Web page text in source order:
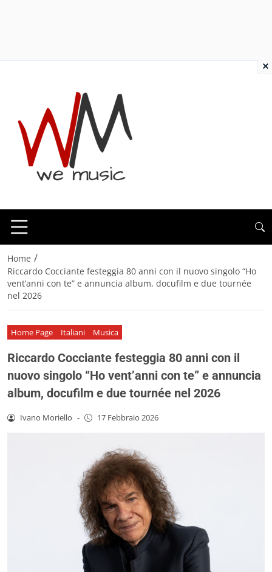
Home /
Riccardo Cocciante festeggia 80 anni con il nuovo singolo “Ho
vent’anni con te” e annuncia album, docufilm e due tournée
nel 2026
Home Page Italiani Musica
Riccardo Cocciante festeggia 80 anni con il
nuovo singolo “Ho vent’anni con te” e annuncia
album, docufilm e due tournée nel 2026
Ivano Moriello - 17 Febbraio 2026
×